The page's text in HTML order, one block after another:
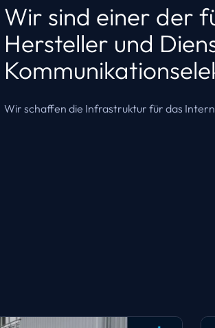
Wir sind einer der
Hersteller und
Wir schaffen die Infrastruktur für das